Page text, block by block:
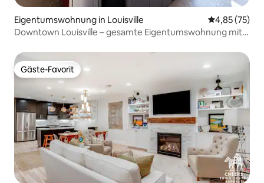
Eigentumswohnung in Louisville
4,85 (75)
Downtown Louisville – gesamte Eigentumswohnung mit
Gäste-Favorit
Gäste-Favorit